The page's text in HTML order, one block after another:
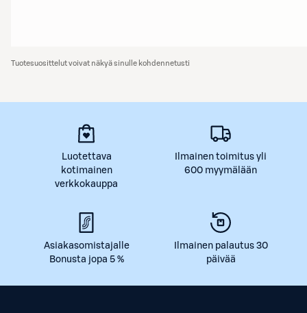
Tuotesuosittelut voivat näkyä sinulle kohdennetusti
Luotettava
kotimainen
verkkokauppa
Ilmainen toimitus yli
600 myymälään
Asiakasomistajalle
Bonusta jopa 5 %
Ilmainen palautus 30
päivää